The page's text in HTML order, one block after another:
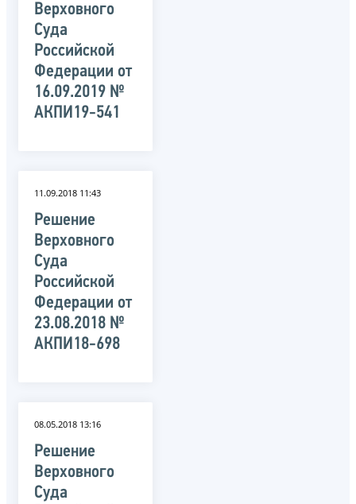
Верховного
Суда
Российской
Федерации от
16.09.2019 №
АКПИ19-541
11.09.2018 11:43
Решение
Верховного
Суда
Российской
Федерации от
23.08.2018 №
АКПИ18-698
08.05.2018 13:16
Решение
Верховного
Суда